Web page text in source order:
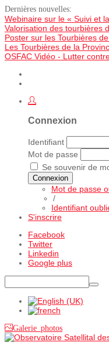
Dernières nouvelles:
Webinaire sur le « Suivi et
Valorisation des tourbières
Poster sur les Tourbières
Les Tourbières de la
OSFAC Vidéo - Lutter
Connexion
Identifiant
Mot de passe
Se souvenir de
Connexion
Mot de passe
/
Identifiant
S'inscrire
Facebook
Twitter
Linkedin
Google plus
Galerie photos